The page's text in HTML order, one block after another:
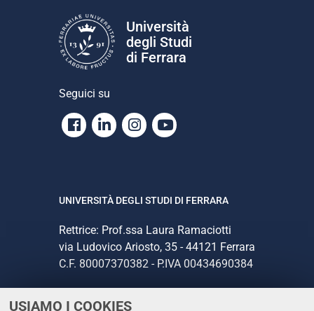
USIAMO I COOKIES
Università
degli Studi
di Ferrara
Seguici su
Facebook
LinkedinInstagram
Youtube
UNIVERSITÀ DEGLI STUDI DI FERRARA
Rettrice: Prof.ssa Laura Ramaciotti
via Ludovico Ariosto, 35 - 44121 Ferrara
C.F. 80007370382 - P.IVA 00434690384
CONTATTI